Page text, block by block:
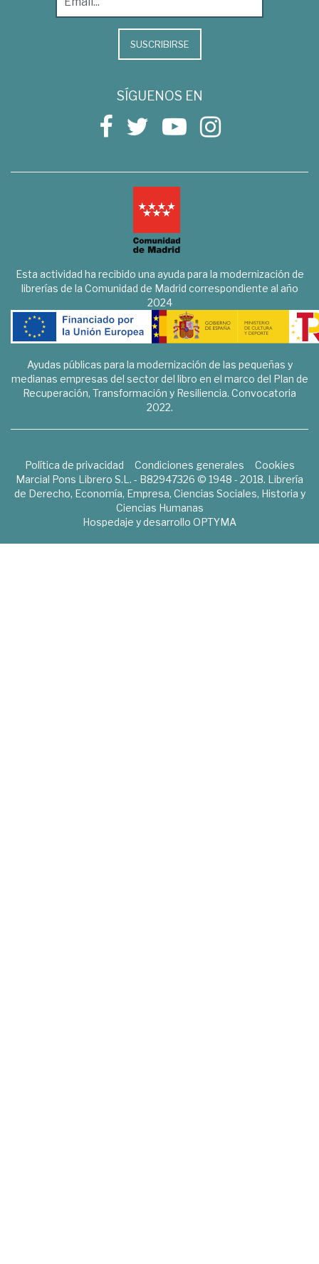
SUSCRIBIRSE
SÍGUENOS EN
Esta actividad ha recibido una ayuda para la modernización de
librerías de la Comunidad de Madrid correspondiente al año
2024
Ayudas públicas para la modernización de las pequeñas y
medianas empresas del sector del libro en el marco del Plan de
Recuperación, Transformación y Resiliencia. Convocatoria
2022.
Política de privacidad Condiciones generales
Cookies
Marcial Pons Librero S.L. - B82947326 © 1948 - 2018. Librería
de Derecho, Economía, Empresa, Ciencias Sociales, Historia y
Ciencias Humanas
Hospedaje y desarrollo OPTYMA